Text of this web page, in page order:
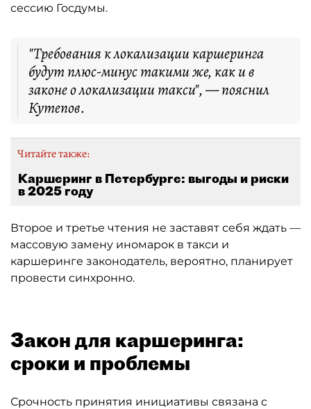
сессию Госдумы.
"Требования к локализации каршеринга
будут плюс-минус такими же, как и в
законе о локализации такси", — пояснил
Кутепов.
Читайте также:
Каршеринг в Петербурге: выгоды и риски
в 2025 году
Второе и третье чтения не заставят себя ждать —
массовую замену иномарок в такси и
каршеринге законодатель, вероятно, планирует
провести синхронно.
Закон для каршеринга:
сроки и проблемы
Срочность принятия инициативы связана с